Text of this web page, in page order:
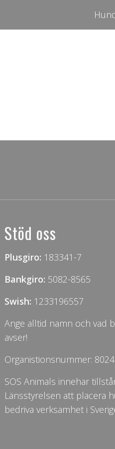
Stöd oss
Plusgiro: 183341-7
Bankgiro: 5082-8565
Swish: 1233196557
Ange alltid namn och vad
avser!
Organistionsnummer:
SOS Animals innehar
Länsstyrelsen att placera
bedriva verksamhet i